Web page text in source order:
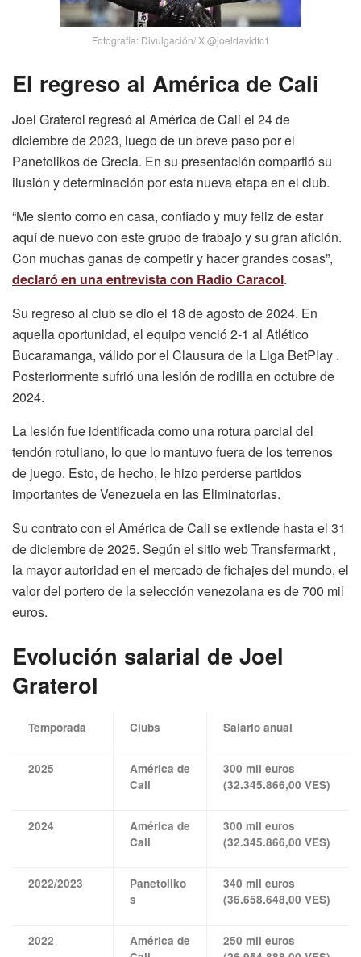
Fotografia: Divulgación/ X @joeldavidfc1
El regreso al América de Cali
Joel Graterol regresó al América de Cali el 24 de
diciembre de 2023, luego de un breve paso por el
Panetolikos de Grecia. En su presentación compartió su
ilusión y determinación por esta nueva etapa en el club.
“Me siento como en casa, confiado y muy feliz de estar
aquí de nuevo con este grupo de trabajo y su gran afición.
Con muchas ganas de competir y hacer grandes cosas”,
declaró en una entrevista con Radio Caracol.
Su regreso al club se dio el 18 de agosto de 2024. En
aquella oportunidad, el equipo venció 2-1 al Atlético
Bucaramanga, válido por el Clausura de la Liga BetPlay .
Posteriormente sufrió una lesión de rodilla en octubre de
2024.
La lesión fue identificada como una rotura parcial del
tendón rotuliano, lo que lo mantuvo fuera de los terrenos
de juego. Esto, de hecho, le hizo perderse partidos
importantes de Venezuela en las Eliminatorias.
Su contrato con el América de Cali se extiende hasta el 31
de diciembre de 2025. Según el sitio web Transfermarkt ,
la mayor autoridad en el mercado de fichajes del mundo, el
valor del portero de la selección venezolana es de 700 mil
euros.
Evolución salarial de Joel
Graterol
Temporada Clubs Salario anual
2025
América de
Cali
300 mil euros
(32.345.866,00 VES)
2024
América de
Cali
300 mil euros
(32.345.866,00 VES)
2022/2023
Panetoliko
s
340 mil euros
(36.658.648,00 VES)
2022
América de
250 mil euros